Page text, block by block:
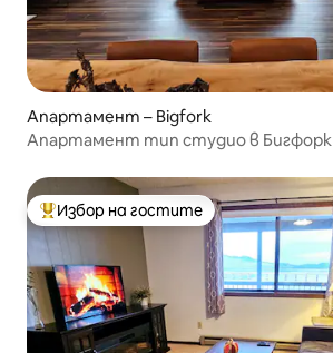
Апартамент – Bigfork
Апартамент тип студио в Бигфорк
Най-популярен избор на гостите
Избор на гостите